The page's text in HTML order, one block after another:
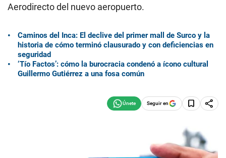
Aerodirecto del nuevo aeropuerto.
Caminos del Inca: El declive del primer mall de Surco y la
historia de cómo terminó clausurado y con deficiencias en
seguridad
‘Tío Factos’: cómo la burocracia condenó a ícono cultural
Guillermo Gutiérrez a una fosa común
Seguir en